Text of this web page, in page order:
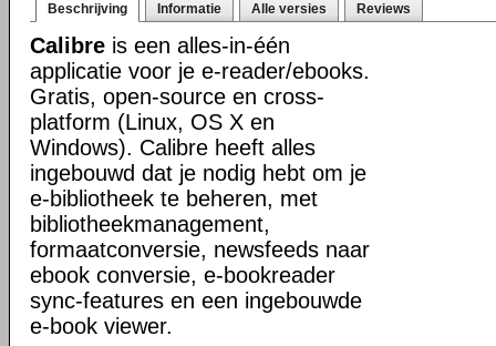
Beschrijving Informatie Alle versies Reviews
Calibre is een alles-in-één
applicatie voor je e-reader/ebooks.
Gratis, open-source en cross-
platform (Linux, OS X en
Windows). Calibre heeft alles
ingebouwd dat je nodig hebt om je
e-bibliotheek te beheren, met
bibliotheekmanagement,
formaatconversie, newsfeeds naar
ebook conversie, e-bookreader
sync-features en een ingebouwde
e-book viewer.